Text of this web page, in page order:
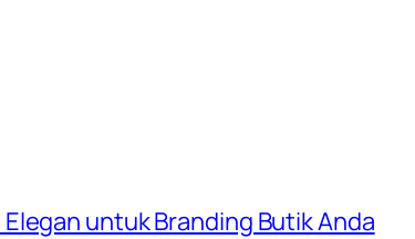
untuk Branding Butik Anda